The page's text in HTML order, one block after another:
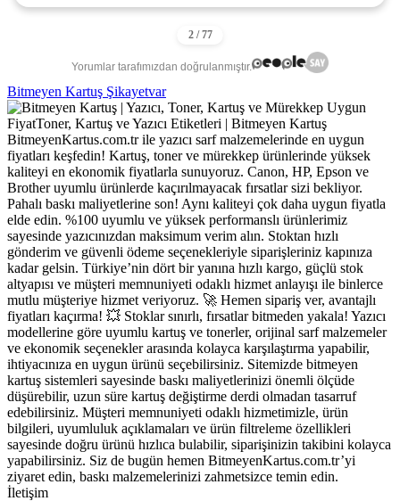
Yorumlar tarafımızdan doğrulanmıştır.
Bitmeyen Kartuş Şikayetvar
BitmeyenKartus.com.tr ile yazıcı sarf malzemelerinde en uygun
fiyatları keşfedin! Kartuş, toner ve mürekkep ürünlerinde yüksek
kaliteyi en ekonomik fiyatlarla sunuyoruz. Canon, HP, Epson ve
Brother uyumlu ürünlerde kaçırılmayacak fırsatlar sizi bekliyor.
Pahalı baskı maliyetlerine son! Aynı kaliteyi çok daha uygun fiyatla
elde edin. %100 uyumlu ve yüksek performanslı ürünlerimiz
sayesinde yazıcınızdan maksimum verim alın. Stoktan hızlı
gönderim ve güvenli ödeme seçenekleriyle siparişleriniz kapınıza
kadar gelsin. Türkiye’nin dört bir yanına hızlı kargo, güçlü stok
altyapısı ve müşteri memnuniyeti odaklı hizmet anlayışı ile binlerce
mutlu müşteriye hizmet veriyoruz. 🚀 Hemen sipariş ver, avantajlı
fiyatları kaçırma! 💥 Stoklar sınırlı, fırsatlar bitmeden yakala! Yazıcı
modellerine göre uyumlu kartuş ve tonerler, orijinal sarf malzemeler
ve ekonomik seçenekler arasında kolayca karşılaştırma yapabilir,
ihtiyacınıza en uygun ürünü seçebilirsiniz. Sitemizde bitmeyen
kartuş sistemleri sayesinde baskı maliyetlerinizi önemli ölçüde
düşürebilir, uzun süre kartuş değiştirme derdi olmadan tasarruf
edebilirsiniz. Müşteri memnuniyeti odaklı hizmetimizle, ürün
bilgileri, uyumluluk açıklamaları ve ürün filtreleme özellikleri
sayesinde doğru ürünü hızlıca bulabilir, siparişinizin takibini kolayca
yapabilirsiniz. Siz de bugün hemen BitmeyenKartus.com.tr’yi
ziyaret edin, baskı malzemelerinizi zahmetsizce temin edin.
İletişim